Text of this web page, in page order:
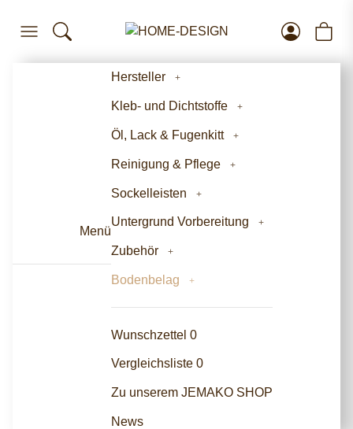
Menü
Hersteller
Kleb- und Dichtstoffe
Öl, Lack & Fugenkitt
Reinigung & Pflege
Sockelleisten
Untergrund Vorbereitung
Zubehör
Bodenbelag
Wunschzettel 0
Vergleichsliste 0
Zu unserem JEMAKO SHOP
News